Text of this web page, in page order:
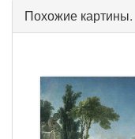
Похожие картины.